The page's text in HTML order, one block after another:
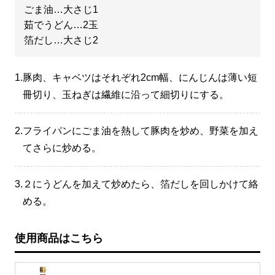
ごま油…大さじ1
茹でうどん…2玉
箔だし…大さじ2
1.豚肉、キャベツはそれぞれ2cm幅、にんじんは薄い短
冊切り、玉ねぎは繊維に沿って細切りにする。
2.フライパンにごま油を熱して豚肉を炒め、野菜を加え
てさらに炒める。
3. ２にうどんを加えて炒めたら、箔だしを回しかけて絡
める。
使用商品はこちら